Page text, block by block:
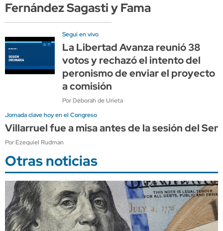
Fernández Sagasti y Fama
Seguí en vivo
La Libertad Avanza reunió 38
votos y rechazó el intento del
peronismo de enviar el proyecto
a comisión
Por Déborah de Urieta
Jornada clave hoy en el Congreso
Villarruel fue a misa antes de la sesión del
Por Ezequiel Rudman
Otras noticias